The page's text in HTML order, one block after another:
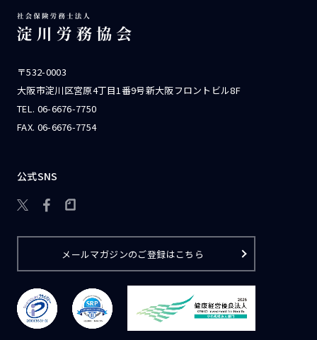
〒532-0003
大阪市淀川区宮原4丁目1番9号新大阪フロントビル8F
TEL. 06-6676-7750
FAX. 06-6676-7754
公式SNS

メールマガジンのご登録はこちら